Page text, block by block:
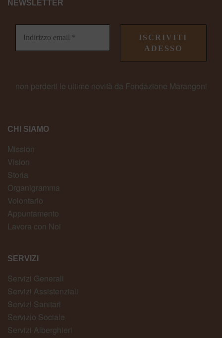
CHI SIAMO
Mission
Vision
Storia
Organigramma
Volontario
Appuntamento
Lavora con Noi
SERVIZI
Servizi Generali
Servizi Assistenziali
Servizi Sanitari
Servizio Sociale
Servizi Alberghieri
NEWSLETTER
non perderti le ultime novità da Fondazione Marangoni